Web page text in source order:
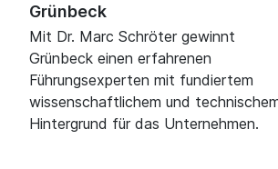
Grünbeck
Mit Dr. Marc Schröter gewinnt
Grünbeck einen erfahrenen
Führungsexperten mit fundiertem
wissenschaftlichem und
Hintergrund für das Unternehmen.